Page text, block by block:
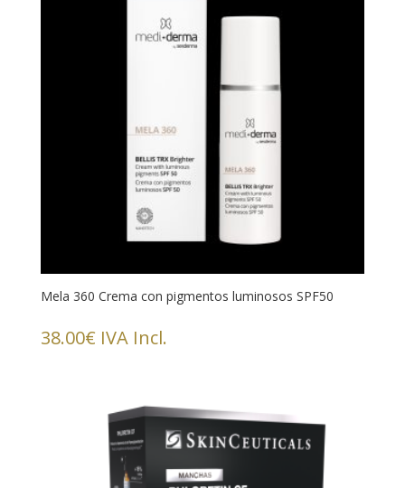
Mela 360 Crema con pigmentos luminosos SPF50
38.00€ IVA Incl.